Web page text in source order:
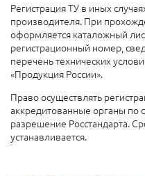
Регистрация ТУ в иных
производителя. При
оформляется каталожный
регистрационный номер,
перечень технических
«Продукция России».
Право осуществлять
аккредитованные органы по
разрешение Росстандарта.
устанавливается.